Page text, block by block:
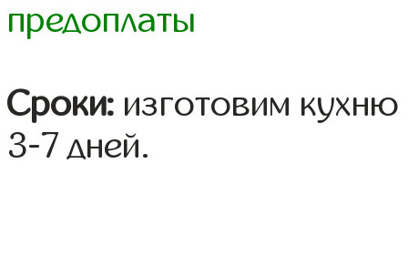
предоплаты
Сроки: изготовим
3-7 дней.